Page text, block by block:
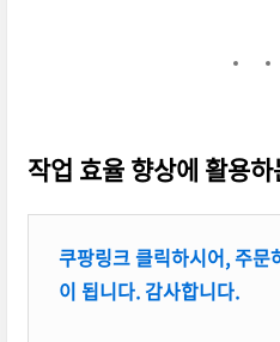
작업 효율 향상에 활용
쿠팡링크 클릭하시어, 주문
이 됩니다. 감사합니다.